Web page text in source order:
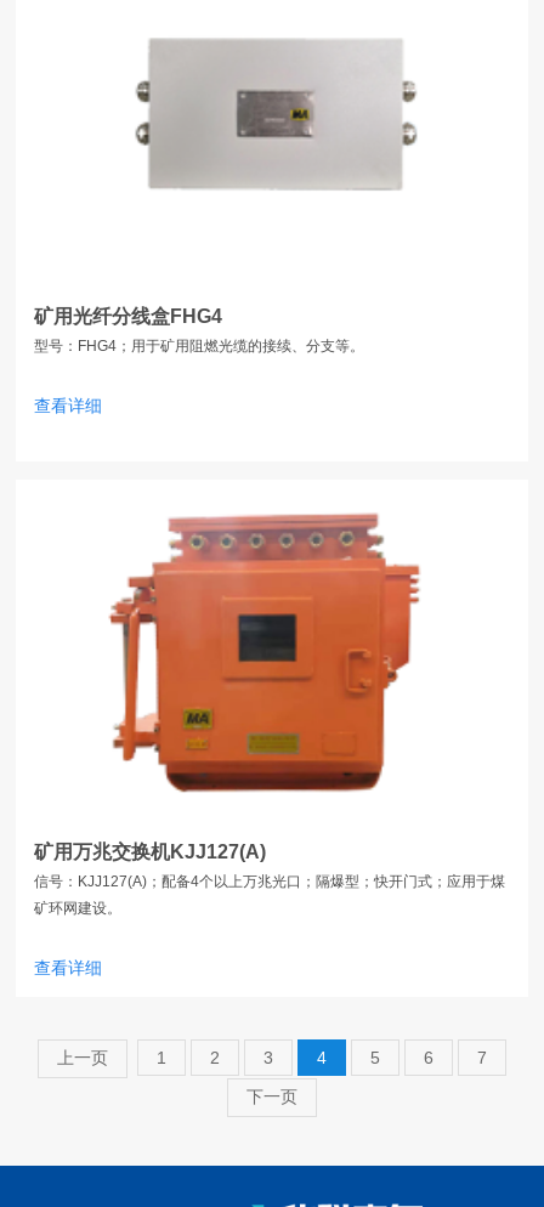
矿用光纤分线盒FHG4
型号：FHG4；用于矿用阻燃光缆的接续、分支等。
查看详细
矿用万兆交换机KJJ127(A)
信号：KJJ127(A)；配备4个以上万兆光口；隔爆型；快开门式；应用于煤
矿环网建设。
查看详细
上一页 1 2 3 4 5 6
7
下一页